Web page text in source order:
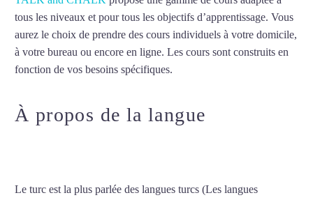
tous les niveaux et pour tous les objectifs d’apprentissage. Vous
aurez le choix de prendre des cours individuels à votre domicile,
à votre bureau ou encore en ligne. Les cours sont construits en
fonction de vos besoins spécifiques.
À propos de la langue
Le turc est la plus parlée des langues turcs (Les langues